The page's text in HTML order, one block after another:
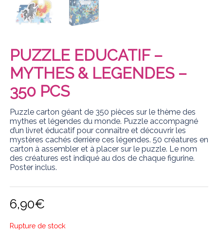
PUZZLE EDUCATIF –
MYTHES & LEGENDES –
350 PCS
Puzzle carton géant de 350 pièces sur le thème des
mythes et légendes du monde. Puzzle accompagné
d’un livret éducatif pour connaître et découvrir les
mystères cachés derrière ces légendes. 50 créatures en
carton à assembler et à placer sur le puzzle. Le nom
des créatures est indiqué au dos de chaque figurine.
Poster inclus.
6,90€
Rupture de stock